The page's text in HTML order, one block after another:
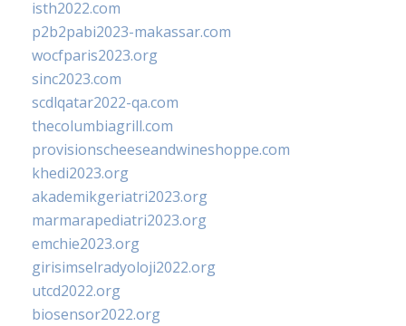
isth2022.com
p2b2pabi2023-makassar.com
wocfparis2023.org
sinc2023.com
scdlqatar2022-qa.com
thecolumbiagrill.com
provisionscheeseandwineshoppe.com
khedi2023.org
akademikgeriatri2023.org
marmarapediatri2023.org
emchie2023.org
girisimselradyoloji2022.org
utcd2022.org
biosensor2022.org